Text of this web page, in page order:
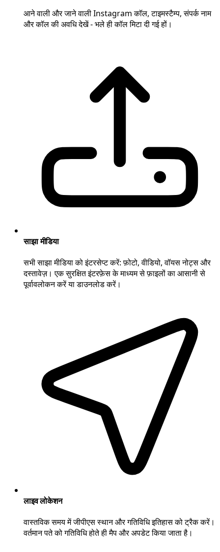
आने वाली और जाने वाली Instagram कॉल, टाइमस्टैम्प, संपर्क नाम
और कॉल की अवधि देखें - भले ही कॉल मिटा दी गई हों।
साझा मीडिया
सभी साझा मीडिया को इंटरसेप्ट करें: फ़ोटो, वीडियो, वॉयस नोट्स और
दस्तावेज़। एक सुरक्षित इंटरफ़ेस के माध्यम से फ़ाइलों का आसानी से
पूर्वावलोकन करें या डाउनलोड करें।
लाइव लोकेशन
वास्तविक समय में जीपीएस स्थान और गतिविधि इतिहास को ट्रैक करें।
वर्तमान पते को गतिविधि होते ही मैप और अपडेट किया जाता है।